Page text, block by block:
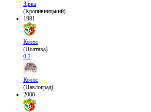
Зірка
(Кропивницький)
1981
Колос
(Полтава)
0:2
Колос
(Павлоград)
2000